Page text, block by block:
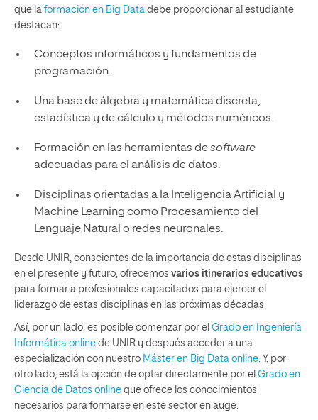
que la formación en Big Data debe proporcionar al estudiante
destacan:
Conceptos informáticos y fundamentos de
programación.
Una base de álgebra y matemática discreta,
estadística y de cálculo y métodos numéricos.
Formación en las herramientas desoftware
adecuadas para el análisis de datos.
Disciplinas orientadas a la Inteligencia Artificial y
Machine Learning como Procesamiento del
Lenguaje Natural o redes neuronales.
Desde UNIR, conscientes de la importancia de estas disciplinas
en el presente y futuro, ofrecemos varios itinerarios educativos
para formar a profesionales capacitados para ejercer el
liderazgo de estas disciplinas en las próximas décadas.
Así, por un lado, es posible comenzar por el Grado en Ingeniería
Informática online de UNIR y después acceder a una
especialización con nuestro Máster en Big Data online . Y, por
otro lado, está la opción de optar directamente por el Grado en
Ciencia de Datos online que ofrece los conocimientos
necesarios para formarse en este sector en auge.